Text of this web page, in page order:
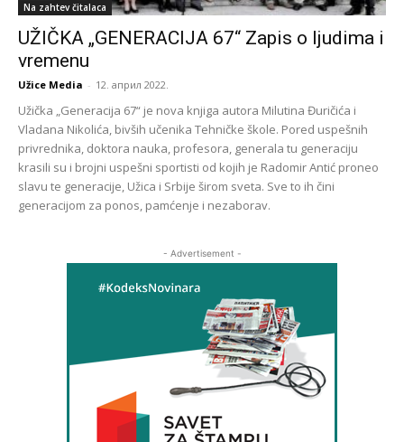
Na zahtev čitalaca
UŽIČKA „GENERACIJA 67“ Zapis o ljudima i
vremenu
Užice Media - 12. април 2022.
Užička „Generacija 67“ je nova knjiga autora Milutina Đuričića i
Vladana Nikolića, bivših učenika Tehničke škole. Pored uspešnih
privrednika, doktora nauka, profesora, generala tu generaciju
krasili su i brojni uspešni sportisti od kojih je Radomir Antić proneo
slavu te generacije, Užica i Srbije širom sveta. Sve to ih čini
generacijom za ponos, pamćenje i nezaborav.
- Advertisement -